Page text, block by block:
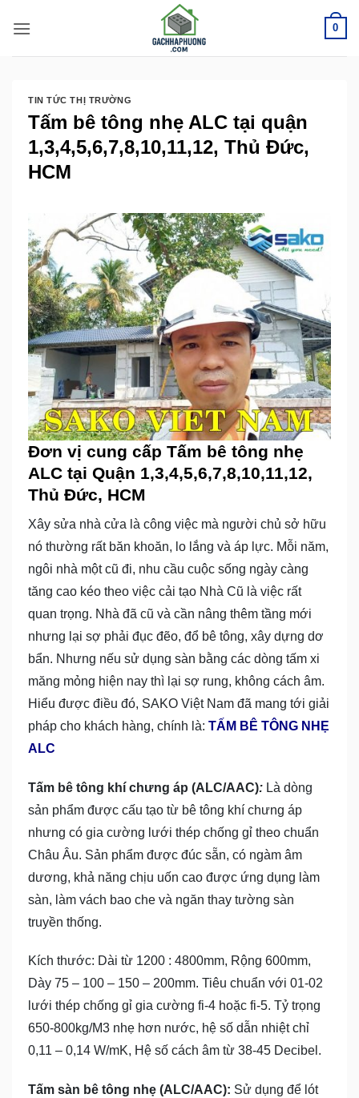
qua
nội
0
TIN TỨC THỊ TRƯỜNG
Tấm bê tông nhẹ ALC tại quận
1,3,4,5,6,7,8,10,11,12, Thủ Đức,
HCM
Đơn vị cung cấp Tấm bê tông nhẹ
ALC tại Quận 1,3,4,5,6,7,8,10,11,12,
Thủ Đức, HCM
Xây sửa nhà cửa là công việc mà người chủ sở hữu
nó thường rất băn khoăn, lo lắng và áp lực. Mỗi năm,
ngôi nhà một cũ đi, nhu cầu cuộc sống ngày càng
tăng cao kéo theo việc cải tạo Nhà Cũ là việc rất
quan trọng. Nhà đã cũ và cần nâng thêm tầng mới
nhưng lại sợ phải đục đẽo, đổ bê tông, xây dựng dơ
bẩn. Nhưng nếu sử dụng sàn bằng các dòng tấm xi
măng mỏng hiện nay thì lại sợ rung, không cách âm.
Hiểu được điều đó, SAKO Việt Nam đã mang tới giải
pháp cho khách hàng, chính là: TẤM BÊ TÔNG NHẸ
ALC
Tấm bê tông khí chưng áp (ALC/AAC): Là dòng
sản phẩm được cấu tạo từ bê tông khí chưng áp
nhưng có gia cường lưới thép chống gỉ theo chuẩn
Châu Âu. Sản phẩm được đúc sẵn, có ngàm âm
dương, khả năng chịu uốn cao được ứng dụng làm
sàn, làm vách bao che và ngăn thay tường sàn
truyền thống.
Kích thước: Dài từ 1200 : 4800mm, Rộng 600mm,
Dày 75 – 100 – 150 – 200mm. Tiêu chuẩn với 01-02
lưới thép chống gỉ gia cường fi-4 hoặc fi-5. Tỷ trọng
650-800kg/M3 nhẹ hơn nước, hệ số dẫn nhiệt chỉ
0,11 – 0,14 W/mK, Hệ số cách âm từ 38-45 Decibel.
Tấm sàn bê tông nhẹ (ALC/AAC): Sử dụng để lót